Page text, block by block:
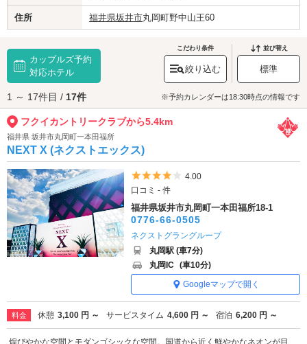
住所 福井県坂井市丸岡町野中山王60
カップルズ予約
対応ホテル
こだわり条件
絞り込む
並び替え
標準
1 ～ 17件目 / 17件 ※予約カレンダーは18:30時点の情報です
フクイカントリークラブから5.4km
福井県 坂井市丸岡町一本田福所
NEXT X (ネクストエックス)
5つ星のうち4
4.00
口コミ - 件
福井県坂井市丸岡町一本田福所18-1
0776-66-0505
ネクストグラングループ
丸岡駅 (車7分)
丸岡IC (車10分)
Googleマップで開く
料金 休憩 3,100 円 ～ サービスタイム 4,600 円 ～ 宿泊 6,200 円 ～
煌びやかな空間とモダンゴシックな空間。国道から近く鮮やかなネオンが目